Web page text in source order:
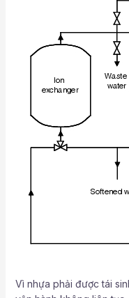
Vì nhựa phải được tái